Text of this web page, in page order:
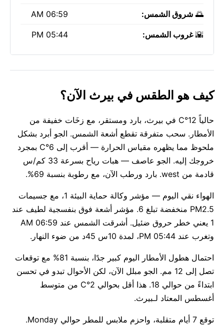
🌅 شروق الشمس: 06:59 AM
🌇غروب الشمس: 05:44 PM
كيف هو الطقس في بيرث الآن؟
حالياً 12°C في بيرث، بارد ومستقر، مع زخَات خفيفة من
الأمطار. سحب متفرقة تقطع أشعة الشمس. الجو أبرد بشكل
ملحوظ مما يظهره مقياس الحرارة — أقرب إلى 6°C بمجرد
خروجك إليه. الجو عاصف — هبات رياح بسرعة 33 كم/س
قادمة من west. بارد ورطب الآن، مع رطوبة بنسبة 69%.
الهواء نقي اليوم — مؤشر وكالة حماية البيئة 1، مع جسيمات
PM2.5 منخفضة تبلغ 6. مؤشر أشعة فوق بنفسجية لطيف عند
1 يعني خطر حروق ضئيل. أشرقت الشمس عند 06:59 AM
وتغرب عند 05:44 PM، لمدة 10س 45د من ضوء النهار.
احتمال هطول الأمطار اليوم كبير جدًا، بنسبة 81% مع توقعات
تصل إلى 12 مم. الجو مبلل الآن، لكن الأحوال تبدو في تحسن
ابتداءً من حوالي 18. هذا أقل بحوالي 2°C من متوسط
أغسطس المعتاد لـبيرث.
توقع 7 أيام متقلبة، واحزم ملابس للمطر حوالي Monday.